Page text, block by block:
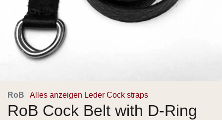
RoB Alles anzeigen Leder Cock straps
RoB Cock Belt with D-Ring